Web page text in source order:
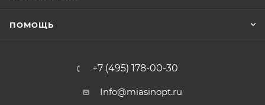
ПОМОЩЬ
+7 (495) 178-00-30
Info@miasinopt.ru